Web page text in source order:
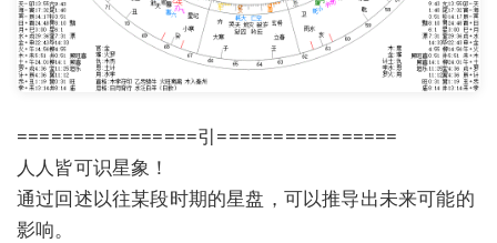
================引================
人人皆可识星象！
通过回述以往某段时期的星盘，可以推导出未来可能的
影响。